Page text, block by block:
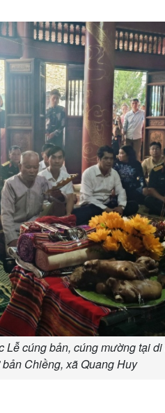
Lễ cúng bản, cúng mường tại
Chiềng, xã Quang Huy